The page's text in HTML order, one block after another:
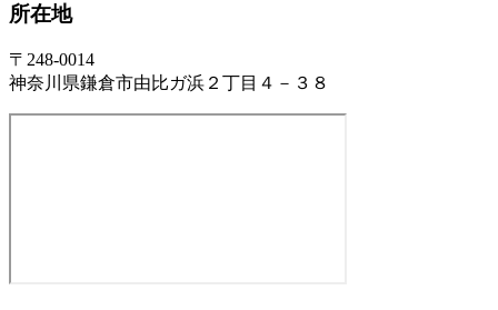
所在地
〒248-0014
神奈川県鎌倉市由比ガ浜２丁目４－３８